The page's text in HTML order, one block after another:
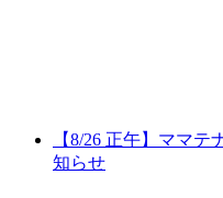
【8/26 正午】ママテ
知らせ